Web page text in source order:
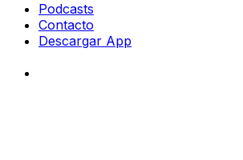
Podcasts
Contacto
Descargar App